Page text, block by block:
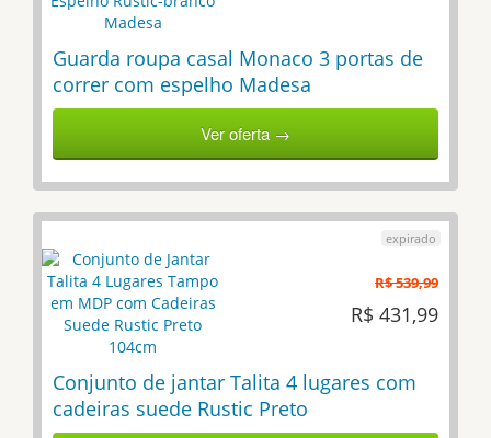
Guarda roupa casal Monaco 3 portas de
correr com espelho Madesa
Ver oferta →
R$ 539,99
R$ 431,99
Conjunto de jantar Talita 4 lugares com
cadeiras suede Rustic Preto